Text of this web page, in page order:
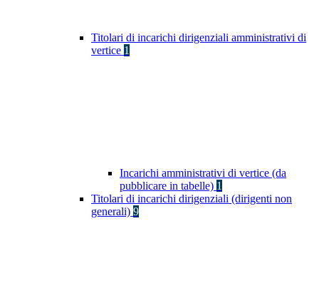
Titolari di incarichi dirigenziali amministrativi di
vertice 1
Incarichi amministrativi di vertice (da
pubblicare in tabelle) 1
Titolari di incarichi dirigenziali (dirigenti non
generali) 9